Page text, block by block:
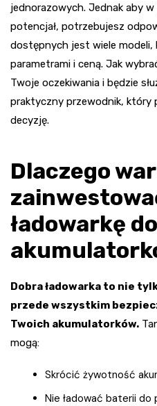
jednorazowych. Jednak aby
potencjał, potrzebujesz
dostępnych jest wiele modeli,
parametrami i ceną. Jak
Twoje oczekiwania i będzie
praktyczny przewodnik, który
decyzję.
Dlaczego
ładowarkę do
Dobra ładowarka to nie
przede wszystkim
Twoich akumulatorków.
mogą:
Skrócić żywotność
Nie ładować baterii do